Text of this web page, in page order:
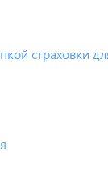
страховки